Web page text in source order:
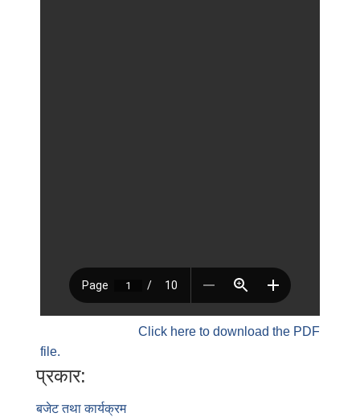
Click here to download the PDF
file.
प्रकार:
बजेट तथा कार्यक्रम